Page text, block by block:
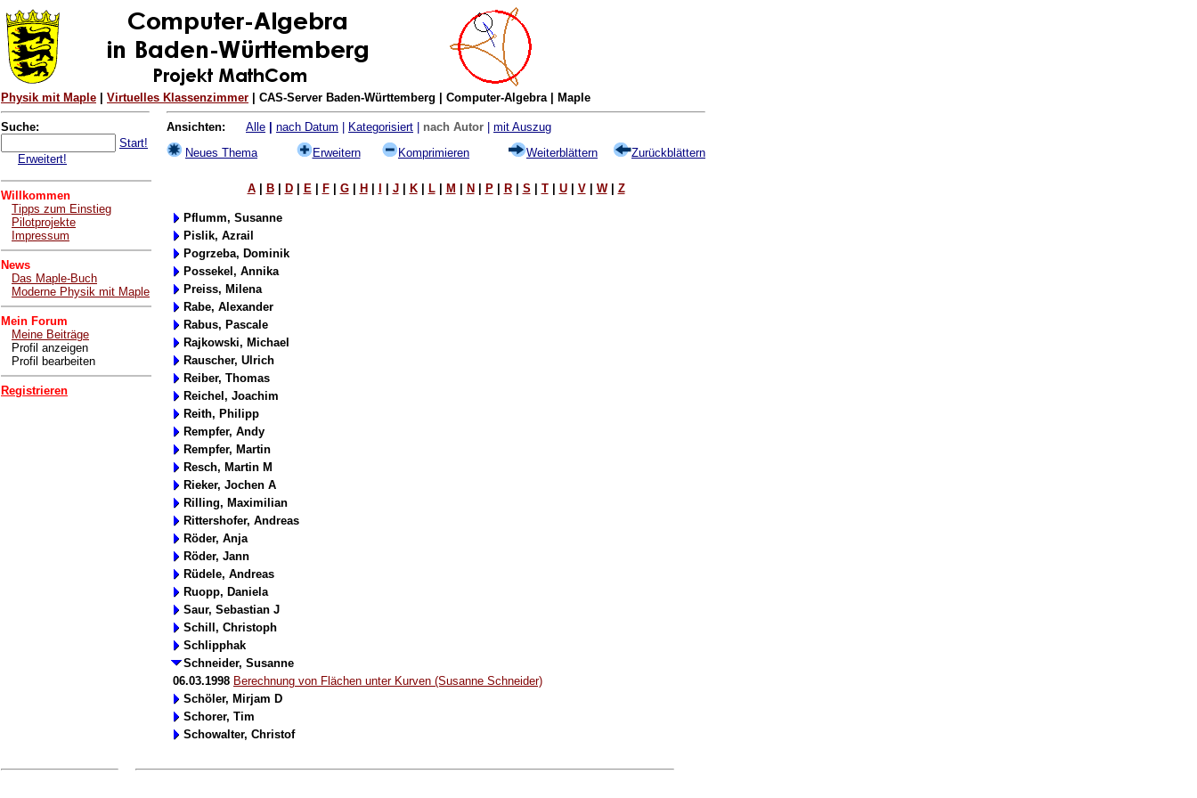
Physik mit Maple Virtuelles Klassenzimmer | CAS-Server Baden-Württemberg | Computer-Algebra | Maple
Suche:
Start!
Erweitert!
Willkommen
Tipps zum Einstieg
Pilotprojekte
Impressum
News
Das Maple-Buch
Moderne Physik mit Maple
Mein Forum
Meine Beiträge
Profil anzeigen
Profil bearbeiten
Registrieren
Ansichten: Alle nach Datum Kategorisiert nach Autor
mit Auszug
Neues Thema
Erweitern Komprimieren Weiterblättern Zurückblättern
A| B| D| E| F| G| H J| K| L| M N P| R| S T| U| V| W| Z
Pflumm, Susanne
Pislik, Azrail
Pogrzeba, Dominik
Possekel, Annika
Preiss, Milena
Rabe, Alexander
Rabus, Pascale
Rajkowski, Michael
Rauscher, Ulrich
Reiber, Thomas
Reichel, Joachim
Reith, Philipp
Rempfer, Andy
Rempfer, Martin
Resch, Martin M
Rieker, Jochen A
Rilling, Maximilian
Rittershofer, Andreas
Röder, Anja
Röder, Jann
Rüdele, Andreas
Ruopp, Daniela
Saur, Sebastian J
Schill, Christoph
Schlipphak
Schneider, Susanne
06.03.1998 Berechnung von Flächen unter Kurven (Susanne Schneider)
Schöler, Mirjam D
Schorer, Tim
Schowalter, Christof